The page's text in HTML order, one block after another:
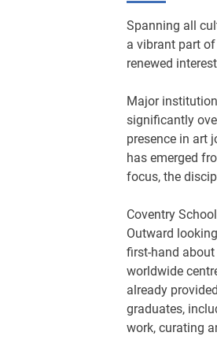
Spanning all
a vibrant part
renewed
Major
significantly
presence in art
has emerged
focus, the
Coventry
Outward
first-hand
worldwide
already
graduates,
work, curating